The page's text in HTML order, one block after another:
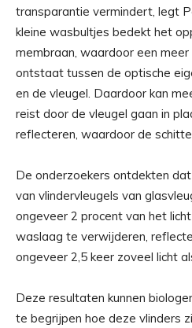
transparantie vermindert, legt
kleine wasbultjes bedekt het
membraan, waardoor een meer
ontstaat tussen de optische
en de vleugel. Daardoor kan
reist door de vleugel gaan in
reflecteren, waardoor de
De onderzoekers ontdekten
van vlindervleugels van
ongeveer 2 procent van het
waslaag te verwijderen,
ongeveer 2,5 keer zoveel licht
Deze resultaten kunnen
te begrijpen hoe deze vlinders